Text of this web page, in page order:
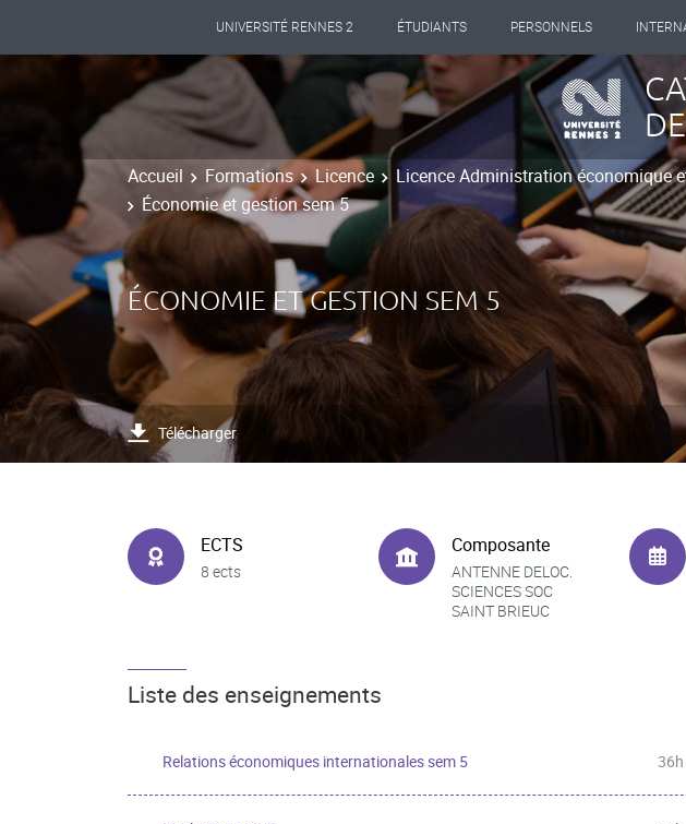
UNIVERSITÉ RENNES 2 ÉTUDIANTS PERSONNELS
Accueil Formations Licence Licence Administration économique
Économie et gestion sem 5
ÉCONOMIE ET GESTION SEM 5
Télécharger
ECTS
8 ects
Composante
ANTENNE DELOC.
SCIENCES SOC
SAINT BRIEUC
Liste des enseignements
Relations économiques internationales sem 5 36h